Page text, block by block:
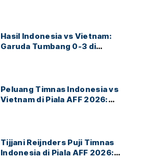
Hasil Indonesia vs Vietnam:
Garuda Tumbang 0-3 di
Peluang Timnas Indonesia vs
Vietnam di Piala AFF 2026:
Tijjani Reijnders Puji Timnas
Indonesia di Piala AFF 2026: